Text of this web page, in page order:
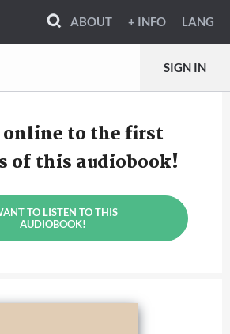
ABOUT + INFO LANG
SIGN IN
to the first
of this audiobook!
TO LISTEN TO THIS
AUDIOBOOK!